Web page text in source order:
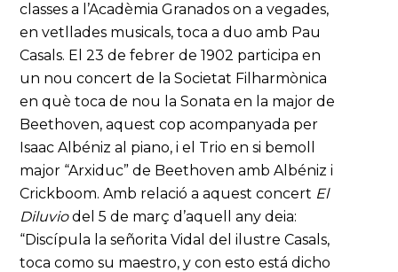
classes a l’Acadèmia Granados on a vegades,
en vetllades musicals, toca a duo amb Pau
Casals. El 23 de febrer de 1902 participa en
un nou concert de la Societat Filharmònica
en què toca de nou la Sonata en la major de
Beethoven, aquest cop acompanyada per
Isaac Albéniz al piano, i el Trio en si bemoll
major “Arxiduc” de Beethoven amb Albéniz i
Crickboom. Amb relació a aquest concert El
Diluviodel 5 de març d’aquell any deia:
“Discípula la señorita Vidal del ilustre Casals,
toca como su maestro, y con esto está dicho